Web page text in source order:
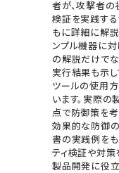
者が、攻撃者の
検証を実践す
もに詳細に解
ンプル機器に
の解説だけでな
実行結果も示し
ツールの使用
います。実際
点で防御策を考
効果的な防御
書の実践例を
ティ検証や対策
製品開発に役立